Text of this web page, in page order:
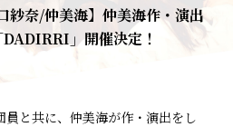
紗奈/仲美海】仲美海作・演出
」開催決定！
と共に、仲美海が作・演出をし